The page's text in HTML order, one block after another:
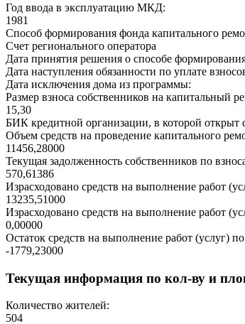
Год ввода в эксплуатацию МКД:
1981
Способ формирования фонда капитального
Счет регионального оператора
Дата принятия решения о способе
Дата наступления обязанности по уплате
Дата исключения дома из программы:
Размер взноса собственников на капитальный
15,30
БИК кредитной организации, в которой открыт
Объем средств на проведение капитального
11456,28000
Текущая задолженность собственников по
570,61386
Израсходовано средств на выполнение работ
13235,51000
Израсходовано средств на выполнение работ
0,00000
Остаток средств на выполнение работ (услуг)
-1779,23000
Текущая информация по кол-ву и
Количество жителей:
504